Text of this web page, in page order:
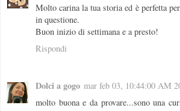
Molto carina la tua storia ed è perfetta
in questione.
Buon inizio di settimana e a presto!
Rispondi
Dolci a gogo mar feb 03, 10:44:00 AM
molto buona e da provare...sono una